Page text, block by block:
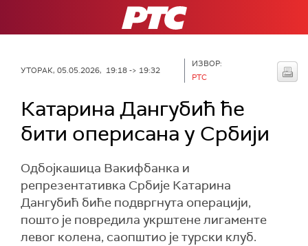
РТС
УТОРАК, 05.05.2026, 19:18 -> 19:32
ИЗВОР:
РТС
Катарина Дангубић ће
бити оперисана у Србији
Одбојкашица Вакифбанка и
репрезентативка Србије Катарина
Дангубић биће подвргнута операцији,
пошто је повредила укрштене лигаменте
левог колена, саопштио је турски клуб.